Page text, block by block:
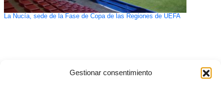
Gestionar consentimiento
La Nucía, sede de la Fase de Copa de las Regiones de UEFA